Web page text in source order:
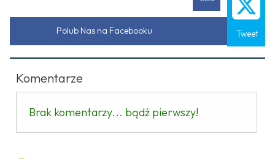
Tweet
Polub Nas na Facebooku
Komentarze
Brak komentarzy... bądź pierwszy!